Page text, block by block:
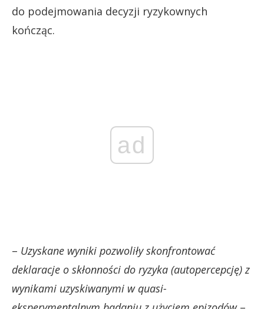
do podejmowania decyzji ryzykownych
kończąc.
ad
– Uzyskane wyniki pozwoliły skonfrontować
deklaracje o skłonności do ryzyka (autopercepcję) z
wynikami uzyskiwanymi w quasi-